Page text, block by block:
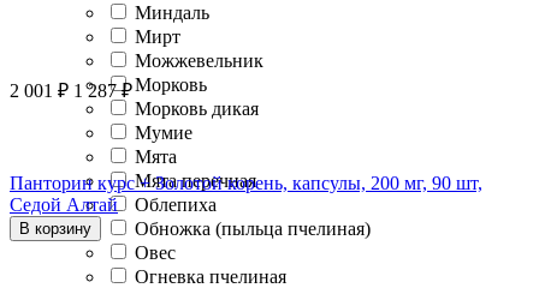
Миндаль
Мирт
Можжевельник
Морковь
Морковь дикая
Мумие
Мята
Мята перечная
Облепиха
Обножка (пыльца пчелиная)
Овес
Огневка пчелиная
2 001 ₽ 1 287 ₽
Панторин курс + Золотой корень, капсулы, 200 мг, 90 шт,
Седой Алтай
В корзину